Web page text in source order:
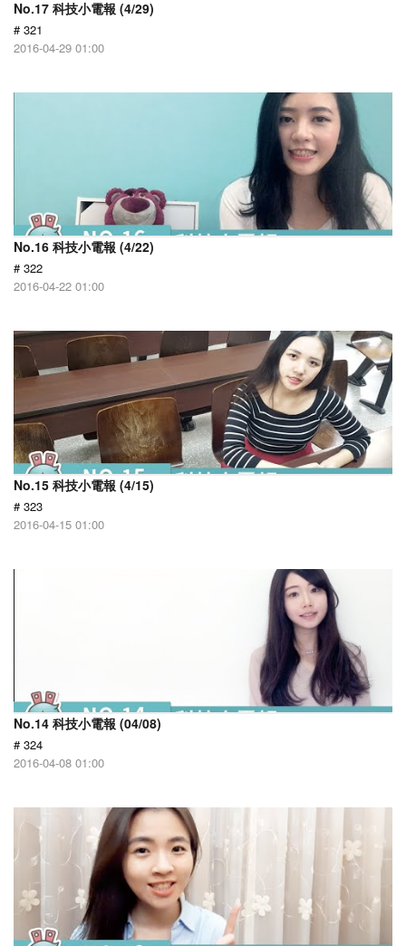
No.17 科技小電報 (4/29)
# 321
2016-04-29 01:00
No.16 科技小電報 (4/22)
# 322
2016-04-22 01:00
No.15 科技小電報 (4/15)
# 323
2016-04-15 01:00
No.14 科技小電報 (04/08)
# 324
2016-04-08 01:00